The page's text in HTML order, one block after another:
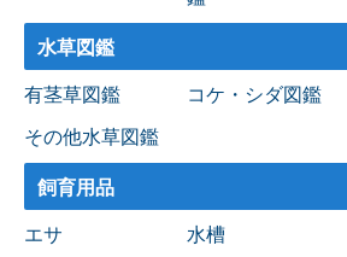
水草図鑑
有茎草図鑑 コケ・シダ図鑑
その他水草図鑑
飼育用品
エサ 水槽